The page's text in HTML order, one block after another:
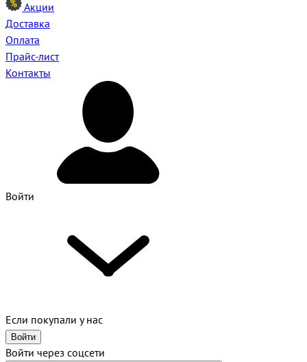
Акции
Доставка
Оплата
Прайс-лист
Контакты
Войти
Если покупали у нас
Войти
Войти через соцсети